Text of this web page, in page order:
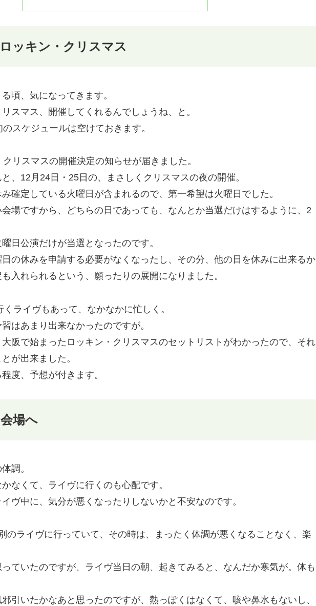
ッキン・クリスマス
頃、気になってきます。
スマス、開催してくれるんでしょうね、と。
スケジュールは空けておきます。
リスマスの開催決定の知らせが届きました。
、12月24日・25日の、まさしくクリスマスの夜の開催。
確定している火曜日が含まれるので、第一希望は火曜日でした。
場ですから、どちらの日であっても、なんとか当選だけはするように、2
日公演だけが当選となったのです。
の休みを申請する必要がなくなったし、その分、他の日を休みに出来るか
入れられるという、願ったりの展開になりました。
ライヴもあって、なかなかに忙しく。
はあまり出来なかったのですが。
阪で始まったロッキン・クリスマスのセットリストがわかったので、それ
が出来ました。
度、予想が付きます。
場へ
調。
なくて、ライヴに行くのも心配です。
ヴ中に、気分が悪くなったりしないかと不安なのです。
のライヴに行っていて、その時は、まったく体調が悪くなることなく、楽
ていたのですが、ライヴ当日の朝、起きてみると、なんだか寒気が。体も
引いたかなあと思ったのですが、熱っぽくはなくて、咳や鼻水もないし、